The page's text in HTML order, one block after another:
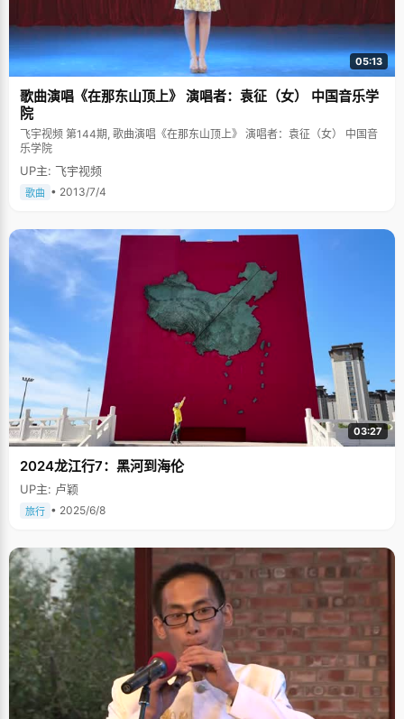
05:13
歌曲演唱《在那东山顶上》 演唱者：袁征（女） 中国音乐学
院
飞宇视频 第144期, 歌曲演唱《在那东山顶上》 演唱者：袁征（女） 中国音
乐学院
UP主: 飞宇视频
歌曲 • 2013/7/4
03:27
2024龙江行7：黑河到海伦
UP主: 卢颖
旅行 • 2025/6/8